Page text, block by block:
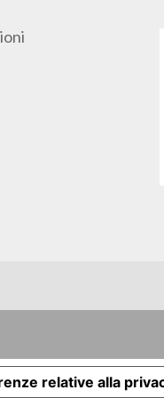
relative alla